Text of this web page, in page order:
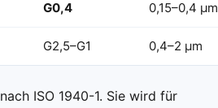
G0,4 0,15–0,4 μm
G2,5–G1 0,4–2 μm
nach ISO 1940-1. Sie wird für